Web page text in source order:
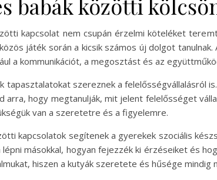
babák közötti
kapcsolat nem csupán érzelmi köteléket
játék során a kicsik számos új dolgot
a kommunikációt, a megosztást és az
tapasztalatokat szereznek a felelősségvállalásról
arra, hogy megtanulják, mit jelent felelősséget
van a szeretetre és a figyelemre.
kapcsolatok segítenek a gyerekek szociális
másokkal, hogyan fejezzék ki érzéseiket és
hiszen a kutyák szeretete és hűsége mindig